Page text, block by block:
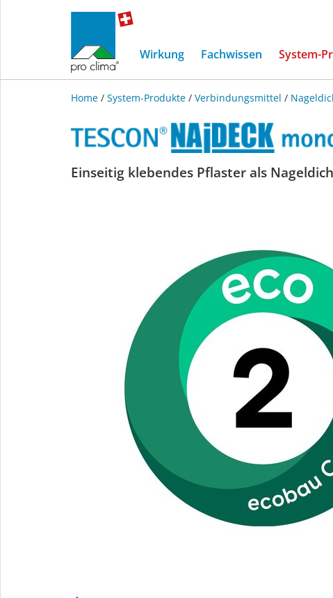
Wirkung Fachwissen System-
Home / System-Produkte / Verbindungsmittel /
TESCON
Einseitig klebendes Pflaster als